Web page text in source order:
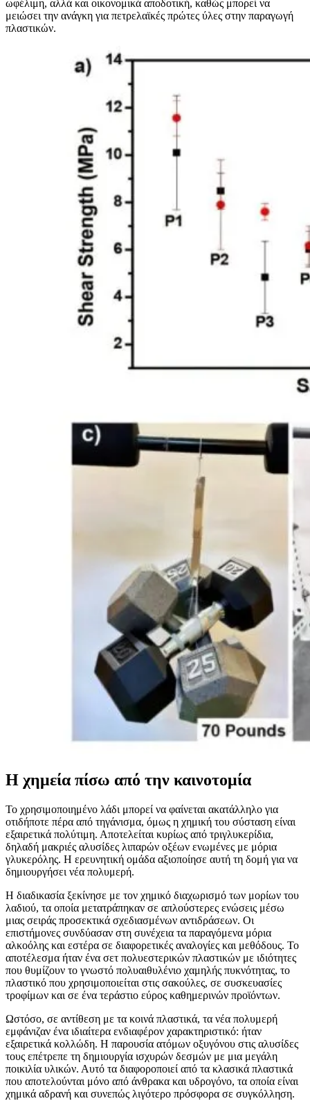
ωφέλιμη, αλλά και οικονομικά αποδοτική, καθώς μπορεί να
μειώσει την ανάγκη για πετρελαϊκές πρώτες ύλες στην παραγωγή
πλαστικών.
Η χημεία πίσω από την καινοτομία
Το χρησιμοποιημένο λάδι μπορεί να φαίνεται ακατάλληλο για
οτιδήποτε πέρα από τηγάνισμα, όμως η χημική του σύσταση είναι
εξαιρετικά πολύτιμη. Αποτελείται κυρίως από τριγλυκερίδια,
δηλαδή μακριές αλυσίδες λιπαρών οξέων ενωμένες με μόρια
γλυκερόλης. Η ερευνητική ομάδα αξιοποίησε αυτή τη δομή για να
δημιουργήσει νέα πολυμερή.
Η διαδικασία ξεκίνησε με τον χημικό διαχωρισμό των μορίων του
λαδιού, τα οποία μετατράπηκαν σε απλούστερες ενώσεις μέσω
μιας σειράς προσεκτικά σχεδιασμένων αντιδράσεων. Οι
επιστήμονες συνδύασαν στη συνέχεια τα παραγόμενα μόρια
αλκοόλης και εστέρα σε διαφορετικές αναλογίες και μεθόδους. Το
αποτέλεσμα ήταν ένα σετ πολυεστερικών πλαστικών με ιδιότητες
που θυμίζουν το γνωστό πολυαιθυλένιο χαμηλής πυκνότητας, το
πλαστικό που χρησιμοποιείται στις σακούλες, σε συσκευασίες
τροφίμων και σε ένα τεράστιο εύρος καθημερινών προϊόντων.
Ωστόσο, σε αντίθεση με τα κοινά πλαστικά, τα νέα πολυμερή
εμφάνιζαν ένα ιδιαίτερα ενδιαφέρον χαρακτηριστικό: ήταν
εξαιρετικά κολλώδη. Η παρουσία ατόμων οξυγόνου στις αλυσίδες
τους επέτρεπε τη δημιουργία ισχυρών δεσμών με μια μεγάλη
ποικιλία υλικών. Αυτό τα διαφοροποιεί από τα κλασικά πλαστικά
που αποτελούνται μόνο από άνθρακα και υδρογόνο, τα οποία είναι
χημικά αδρανή και συνεπώς λιγότερο πρόσφορα σε συγκόλληση.